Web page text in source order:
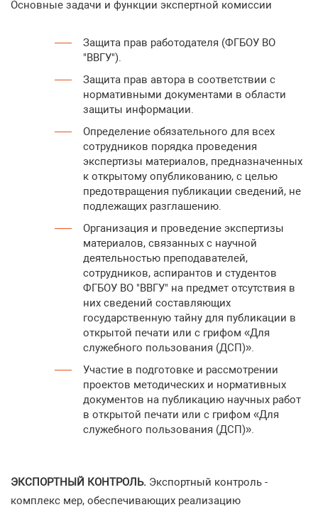
Основные задачи и функции экспертной комиссии
Защита прав работодателя (ФГБОУ ВО
"ВВГУ").
Защита прав автора в соответствии с
нормативными документами в области
защиты информации.
Определение обязательного для всех
сотрудников порядка проведения
экспертизы материалов, предназначенных
к открытому опубликованию, с целью
предотвращения публикации сведений, не
подлежащих разглашению.
Организация и проведение экспертизы
материалов, связанных с научной
деятельностью преподавателей,
сотрудников, аспирантов и студентов
ФГБОУ ВО "ВВГУ" на предмет отсутствия в
них сведений составляющих
государственную тайну для публикации в
открытой печати или с грифом «Для
служебного пользования (ДСП)».
Участие в подготовке и рассмотрении
проектов методических и нормативных
документов на публикацию научных работ
в открытой печати или с грифом «Для
служебного пользования (ДСП)».
ЭКСПОРТНЫЙ КОНТРОЛЬ. Экспортный контроль -
комплекс мер, обеспечивающих реализацию